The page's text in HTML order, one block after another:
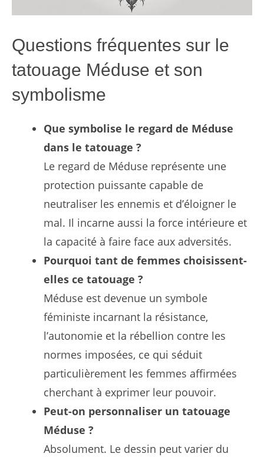
Questions fréquentes sur le
tatouage Méduse et son
symbolisme
Que symbolise le regard de Méduse
dans le tatouage ?
Le regard de Méduse représente une
protection puissante capable de
neutraliser les ennemis et d’éloigner le
mal. Il incarne aussi la force intérieure et
la capacité à faire face aux adversités.
Pourquoi tant de femmes choisissent-
elles ce tatouage ?
Méduse est devenue un symbole
féministe incarnant la résistance,
l’autonomie et la rébellion contre les
normes imposées, ce qui séduit
particulièrement les femmes affirmées
cherchant à exprimer leur pouvoir.
Peut-on personnaliser un tatouage
Méduse ?
Absolument. Le dessin peut varier du